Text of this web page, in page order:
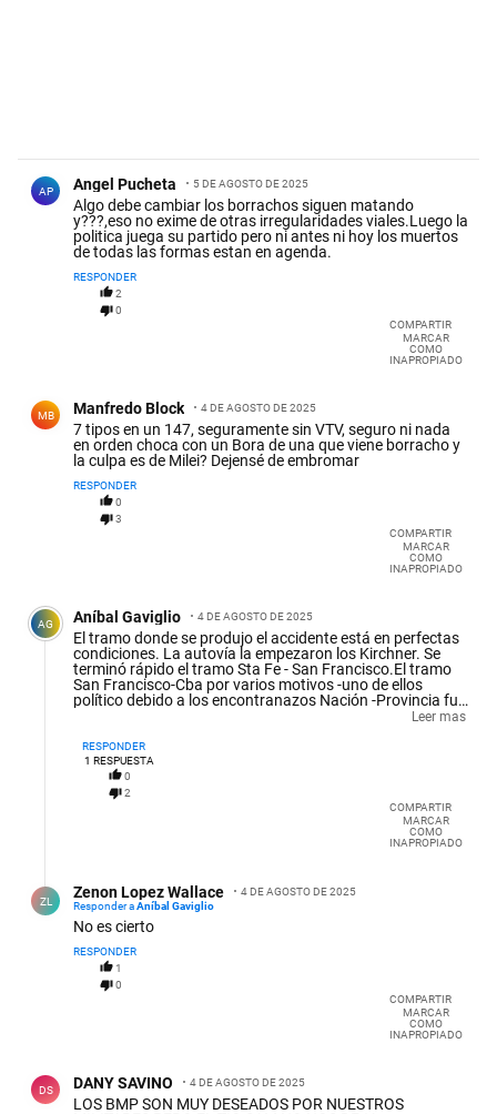
AP Angel Pucheta 5 DE AGOSTO DE 2025
Algo debe cambiar los borrachos siguen matando
y???,eso no exime de otras irregularidades viales.Luego la
politica juega su partido pero ni antes ni hoy los muertos
de todas las formas estan en agenda.
RESPONDER
2
0
COMPARTIR
MARCAR
COMO
INAPROPIADO
MB Manfredo Block 4 DE AGOSTO DE 2025
7 tipos en un 147, seguramente sin VTV, seguro ni nada
en orden choca con un Bora de una que viene borracho y
la culpa es de Milei? Dejensé de embromar
RESPONDER
0
3
COMPARTIR
MARCAR
COMO
INAPROPIADO
Comentario de Aníbal Gaviglio.
AG Aníbal Gaviglio 4 DE AGOSTO DE 2025
El tramo donde se produjo el accidente está en perfectas
condiciones. La autovía la empezaron los Kirchner. Se
terminó rápido el tramo Sta Fe - San Francisco.El tramo
San Francisco-Cba por varios motivos -uno de ellos
político debido a los encontranazos Nación -Provincia fue
más lento. Llegó Macri,bien gracias, llegaron Fernández-
traspaso de finalización a Llaryora, bien Gracias!. Con
respecto al accidente, la"tormenta perfecta": un
desquiciado inhabilitado posiblemente alcoholizado a
alta velocidad encontrándose adelante con un Fiat 147!!!
con 7 personas a bordo y con un guarda-rail al costado
Leer mas
RESPONDER
1 RESPUESTA
0
2
COMPARTIR
MARCAR
COMO
INAPROPIADO
ZL Zenon Lopez Wallace
4 DE AGOSTO DE 2025
Responder aAníbal Gaviglio
No es cierto
RESPONDER
1
0
COMPARTIR
MARCAR
COMO
INAPROPIADO
DS DANY SAVINO 4 DE AGOSTO DE 2025
LOS BMP SON MUY DESEADOS POR NUESTROS